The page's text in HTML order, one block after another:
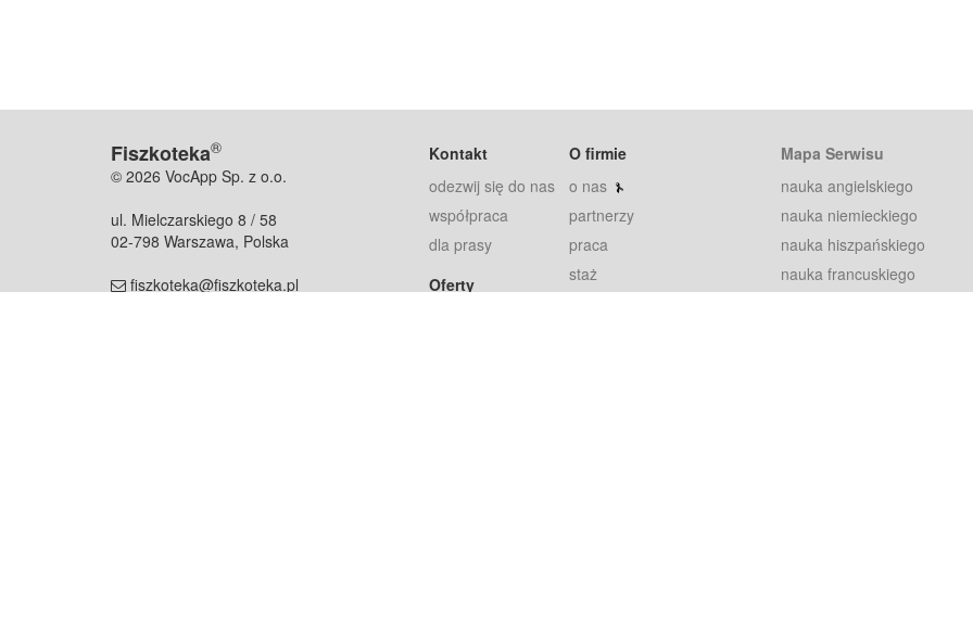
Fiszkoteka®
© 2026 VocApp Sp. z o.o.
ul. Mielczarskiego 8 / 58
02-798 Warszawa, Polska
fiszkoteka@fiszkoteka.pl
Kontakt
odezwij się do nas
współpraca
dla prasy
Oferty
O firmie
o nas
partnerzy
praca
staż
Mapa Serwisu
nauka angielskiego
nauka niemieckiego
nauka hiszpańskiego
nauka francuskiego